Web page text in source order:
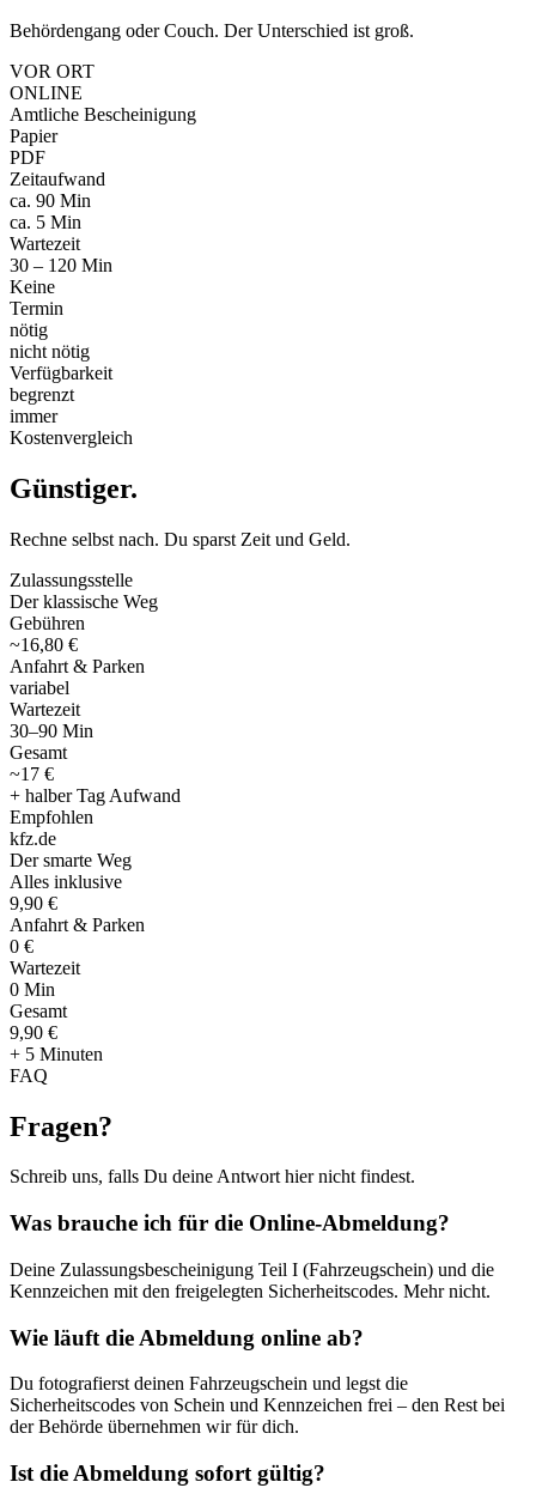
Behördengang oder Couch. Der Unterschied ist groß.
VOR ORT
ONLINE
Amtliche Bescheinigung
Papier
PDF
Zeitaufwand
ca. 90 Min
ca. 5 Min
Wartezeit
30 – 120 Min
Keine
Termin
nötig
nicht nötig
Verfügbarkeit
begrenzt
immer
Kostenvergleich
Günstiger.
Rechne selbst nach. Du sparst Zeit und Geld.
Zulassungsstelle
Der klassische Weg
Gebühren
~16,80 €
Anfahrt & Parken
variabel
Wartezeit
30–90 Min
Gesamt
~17 €
+ halber Tag Aufwand
Empfohlen
kfz.de
Der smarte Weg
Alles inklusive
9,90 €
Anfahrt & Parken
0 €
Wartezeit
0 Min
Gesamt
9,90 €
+ 5 Minuten
FAQ
Fragen?
Schreib uns, falls Du deine Antwort hier nicht findest.
Was brauche ich für die Online-Abmeldung?
Deine Zulassungsbescheinigung Teil I (Fahrzeugschein) und die
Kennzeichen mit den freigelegten Sicherheitscodes. Mehr nicht.
Wie läuft die Abmeldung online ab?
Du fotografierst deinen Fahrzeugschein und legst die
Sicherheitscodes von Schein und Kennzeichen frei – den Rest bei
der Behörde übernehmen wir für dich.
Ist die Abmeldung sofort gültig?